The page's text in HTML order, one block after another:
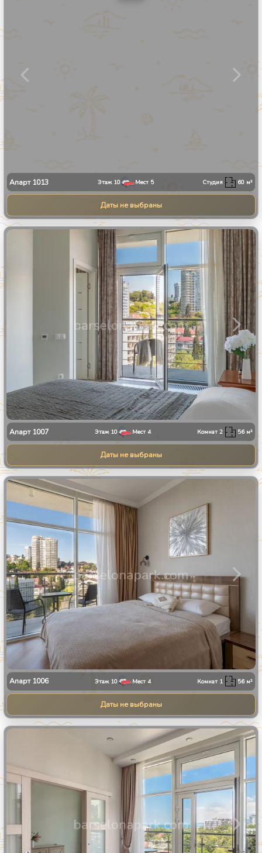
Апарт 1013 Этаж 10 Мест 5 Студия 60 м²
Даты не выбраны
1/23
Апарт 1007 Этаж 10 Мест 4 Комнат2 56м²
Даты не выбраны
Апарт 1006 Этаж 10 Мест 4 Комнат 1 56м²
Даты не выбраны
25